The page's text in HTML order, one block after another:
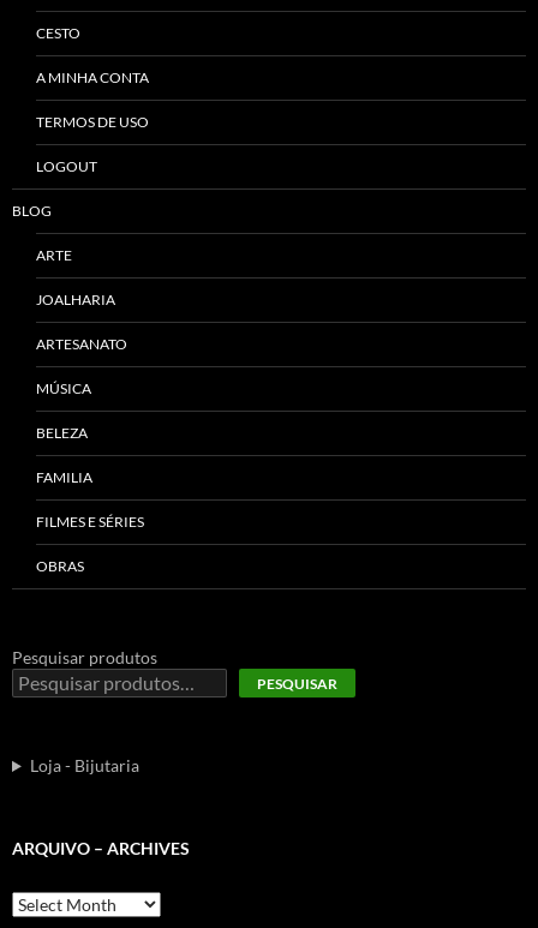
CESTO
A MINHA CONTA
TERMOS DE USO
LOGOUT
BLOG
ARTE
JOALHARIA
ARTESANATO
MÚSICA
BELEZA
FAMILIA
FILMES E SÉRIES
OBRAS
Pesquisar produtos
PESQUISAR
Loja - Bijutaria
ARQUIVO – ARCHIVES
Arquivo
–